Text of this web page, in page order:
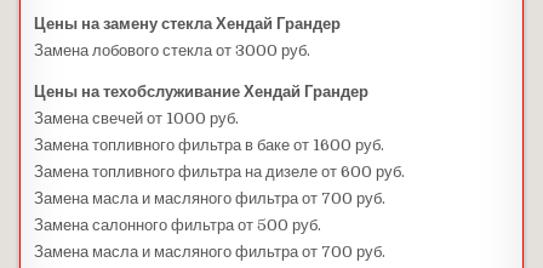
Цены на замену стекла Хендай Грандер
Замена лобового стекла от 3000 руб.
Цены на техобслуживание Хендай Грандер
Замена свечей от 1000 руб.
Замена топливного фильтра в баке от 1600 руб.
Замена топливного фильтра на дизеле от 600 руб.
Замена масла и масляного фильтра от 700 руб.
Замена салонного фильтра от 500 руб.
Замена масла и масляного фильтра от 700 руб.